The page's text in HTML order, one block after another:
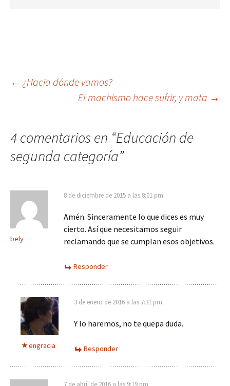
Navegación
entradas
← ¿Hacia dónde vamos?
El machismo hace sufrir, y mata →
4 comentarios en “Educación de
segunda categoría”
bely
8 de diciembre de 2015 a las 8:01 pm
Amén. Sinceramente lo que dices es muy
cierto. Así que necesitamos seguir
reclamando que se cumplan esos objetivos.
Responder
engracia
3 de enero de 2016 a las 7:31 pm
Y lo haremos, no te quepa duda.
Responder
7 de abril de 2016 a las 9:19 pm